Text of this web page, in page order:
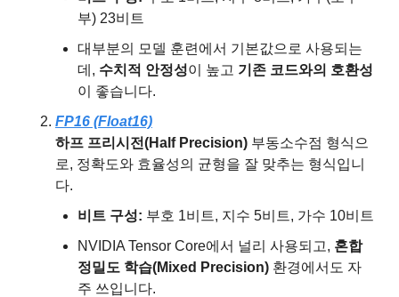
부) 23비트
대부분의 모델 훈련에서 기본값으로 사용되는
데, 수치적 안정성이 높고 기존 코드와의 호환성
이 좋습니다.
FP16 (Float16)
하프 프리시전(Half Precision) 부동소수점 형식으
로, 정확도와 효율성의 균형을 잘 맞추는 형식입니
다.
비트 구성: 부호 1비트, 지수 5비트, 가수 10비트
NVIDIA Tensor Core에서 널리 사용되고, 혼합
정밀도 학습(Mixed Precision) 환경에서도 자
주 쓰입니다.